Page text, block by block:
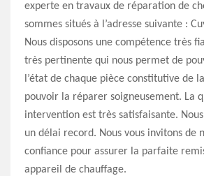
experte en travaux de réparation de
sommes situés à l’adresse suivante :
Nous disposons une compétence très
très pertinente qui nous permet de
l’état de chaque pièce constitutive de
pouvoir la réparer soigneusement. La
intervention est très satisfaisante.
un délai record. Nous vous invitons de
confiance pour assurer la parfaite
appareil de chauffage.